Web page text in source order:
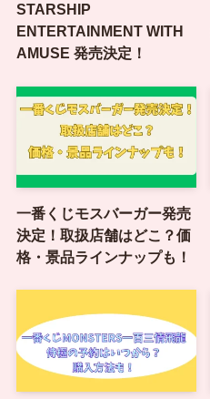
STARSHIP
ENTERTAINMENT WITH
AMUSE 発売決定！
一番くじモスバーガー発売
決定！取扱店舗はどこ？価
格・景品ラインナップも！